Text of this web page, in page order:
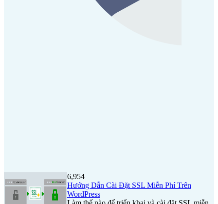
6,954
Hướng Dẫn Cài Đặt SSL Miễn Phí Trên
WordPress